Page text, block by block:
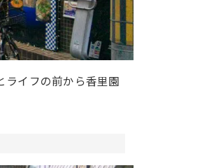
ライフの前から香里園